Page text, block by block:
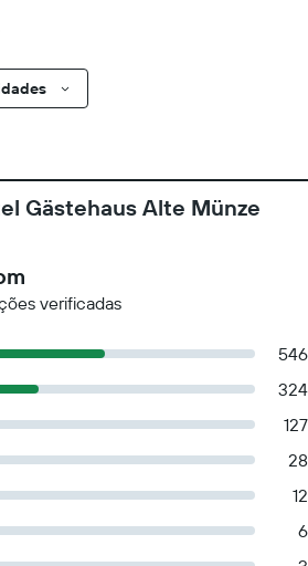
Gästehaus Alte Münze
verificadas
546
324
127
28
12
6